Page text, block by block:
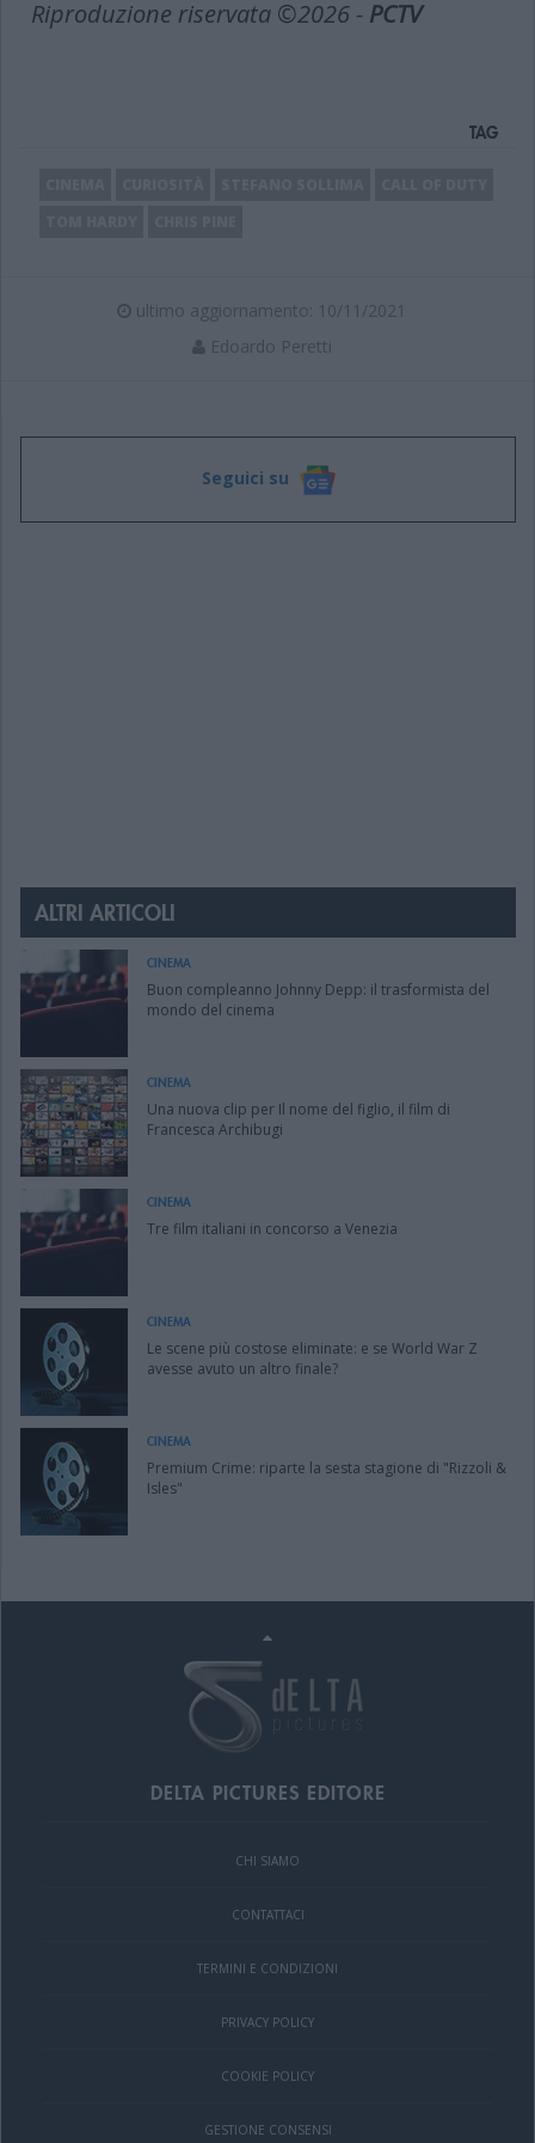
Riproduzione riservata ©2026 - PCTV
TAG
ultimo aggiornamento: 10/11/2021
Edoardo Peretti
Seguici su
ALTRI ARTICOLI
CINEMA
Buon compleanno Johnny Depp: il trasformista del
mondo del cinema
CINEMA
Una nuova clip per Il nome del figlio, il film di
Francesca Archibugi
CINEMA
Tre film italiani in concorso a Venezia
CINEMA
Le scene più costose eliminate: e se World War Z
avesse avuto un altro finale?
CINEMA
Premium Crime: riparte la sesta stagione di "Rizzoli &
Isles"
DELTA PICTURES EDITORE
CHI SIAMO
CONTATTACI
TERMINI E CONDIZIONI
PRIVACY POLICY
COOKIE POLICY
GESTIONE CONSENSI